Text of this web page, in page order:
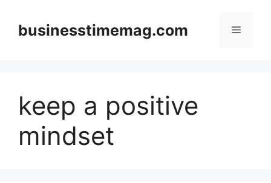
contentbusinesstimemag.com Menu
keep a positive
mindset